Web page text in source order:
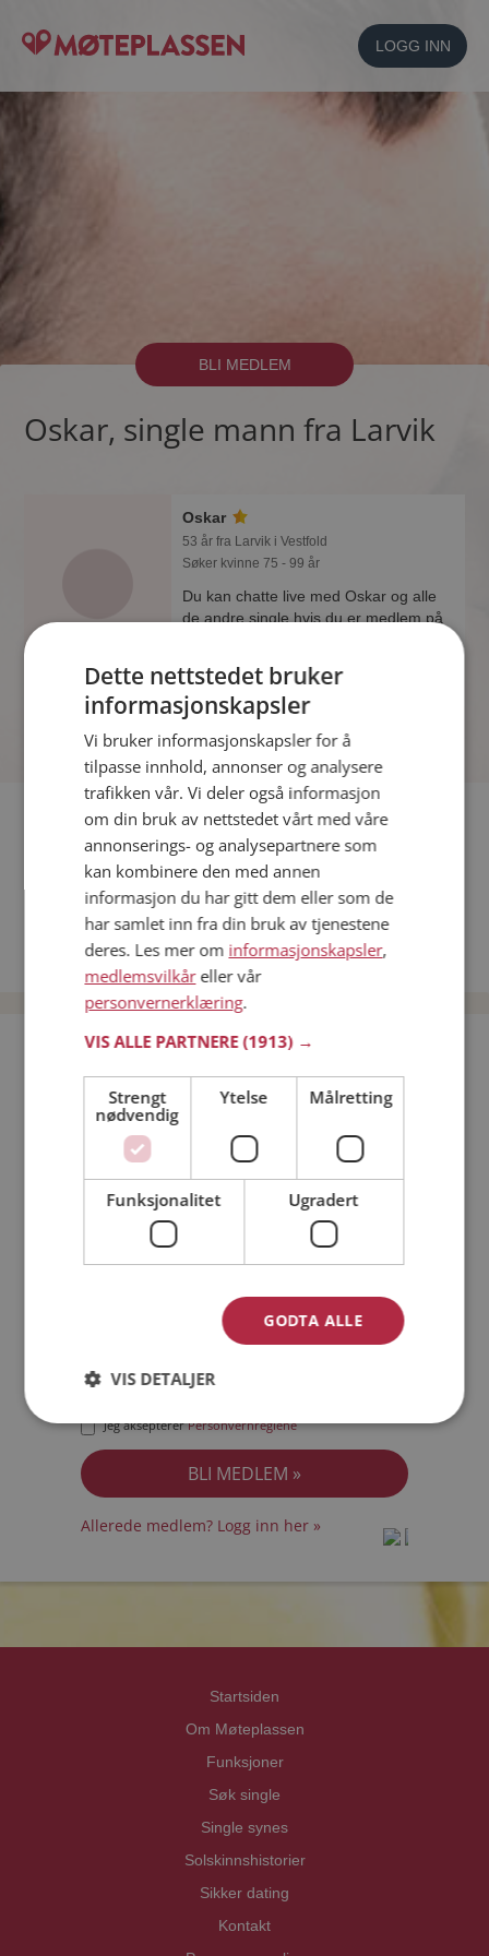
LOGG INN
BLI MEDLEM
Oskar, single mann fra Larvik
Oskar
53 år fra Larvik i Vestfold
Søker kvinne 75 - 99 år
Du kan chatte live med Oskar og alle
de andre single hvis du er medlem på
Fler single
Flere singlemenn fra Larvik: Ole, Makahc
Kvinner fra Larvik
Date kvinner i Norge
Date menn i Norge
Bli medlem gratis!
Jeg er en:
Jeg akseptererPersonvernreglene
Allerede medlem? Logg inn her »
Startsiden
Om Møteplassen
Funksjoner
Søk single
Single synes
Solskinnshistorier
Sikker dating
Kontakt
Dette nettstedet bruker
informasjonskapsler
Vi bruker informasjonskapsler for å
tilpasse innhold, annonser og analysere
trafikken vår. Vi deler også informasjon
om din bruk av nettstedet vårt med våre
annonserings- og analysepartnere som
kan kombinere den med annen
informasjon du har gitt dem eller som de
har samlet inn fra din bruk av tjenestene
deres. Les mer om informasjonskapsler,
medlemsvilkåreller vår
personvernerklæring.
VIS ALLE PARTNERE(1913) →
Strengt
nødvendig
Ytelse Målretting
Funksjonalitet Ugradert
GODTA ALLE
VIS DETALJER